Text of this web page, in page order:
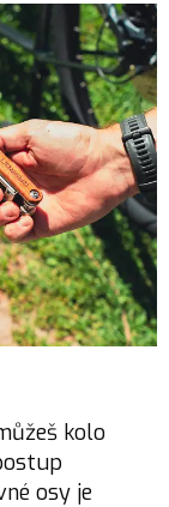
kolo
osy je